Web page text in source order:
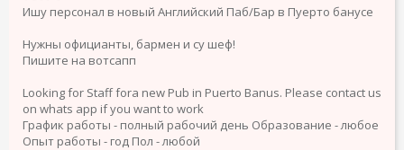
Ишу персонал в новый Английский Паб/Бар в Пуерто банусе
Нужны официанты, бармен и су шеф!
Пишите на вотсапп
Looking for Staff fora new Pub in Puerto Banus. Please contact us
on whats app if you want to work
График работы - полный рабочий день Образование - любое
Опыт работы - год Пол - любой